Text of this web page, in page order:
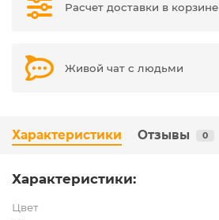
Расчет доставки в корзине
Живой чат с людьми
Характеристики Отзывы 0
Характеристики:
Цвет